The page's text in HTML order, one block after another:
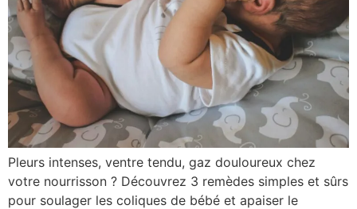
Pleurs intenses, ventre tendu, gaz douloureux chez
votre nourrisson ? Découvrez 3 remèdes simples et sûrs
pour soulager les coliques de bébé et apaiser le